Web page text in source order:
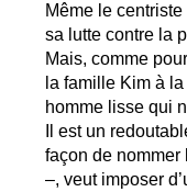
Même le
sa lutte contre la
Mais, comme
la famille Kim à
homme lisse qui
Il est un
façon de nommer
–, veut imposer